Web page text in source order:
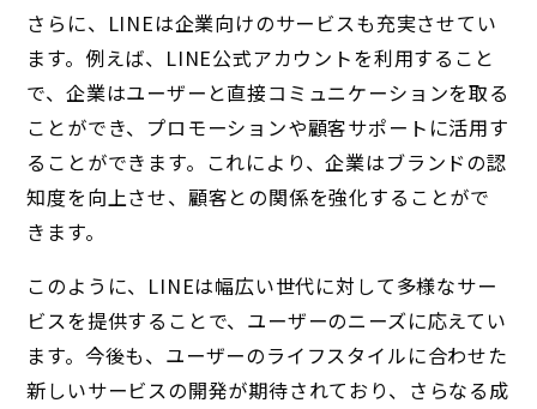
さらに、LINEは企業向けのサービスも充実させてい
ます。例えば、LINE公式アカウントを利用すること
で、企業はユーザーと直接コミュニケーションを取る
ことができ、プロモーションや顧客サポートに活用す
ることができます。これにより、企業はブランドの認
知度を向上させ、顧客との関係を強化することがで
きます。
このように、LINEは幅広い世代に対して多様なサー
ビスを提供することで、ユーザーのニーズに応えてい
ます。今後も、ユーザーのライフスタイルに合わせた
新しいサービスの開発が期待されており、さらなる成